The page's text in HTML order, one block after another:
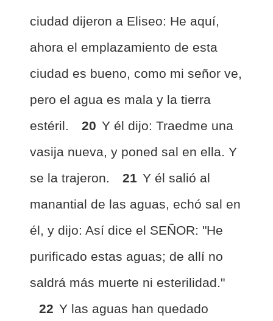
ciudad dijeron a Eliseo: He aquí,
ahora el emplazamiento de esta
ciudad es bueno, como mi señor ve,
pero el agua es mala y la tierra
estéril.
20 Y él dijo: Traedme una
vasija nueva, y poned sal en ella. Y
se la trajeron.
21 Y él salió al
manantial de las aguas, echó sal en
él, y dijo: Así dice el SEÑOR: "He
purificado estas aguas; de allí no
saldrá más muerte ni esterilidad."
22 Y las aguas han quedado